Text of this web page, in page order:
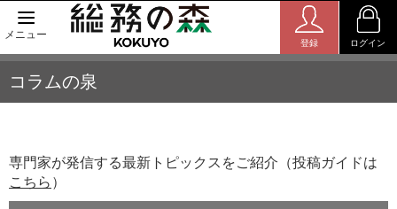
メニュー
登録 ログイン
コラムの泉
専門家が発信する最新トピックスをご紹介（投稿ガイドは
こちら ）